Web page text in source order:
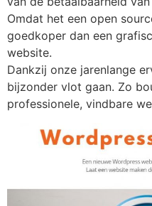
Omdat het een open
goedkoper dan een
website.
Dankzij onze jarenlange
bijzonder vlot gaan. Zo
professionele, vindbare